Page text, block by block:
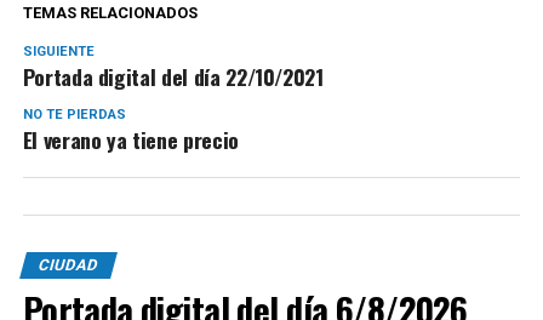
TEMAS RELACIONADOS
SIGUIENTE
Portada digital del día 22/10/2021
NO TE PIERDAS
El verano ya tiene precio
CIUDAD
Portada digital del día 6/8/2026